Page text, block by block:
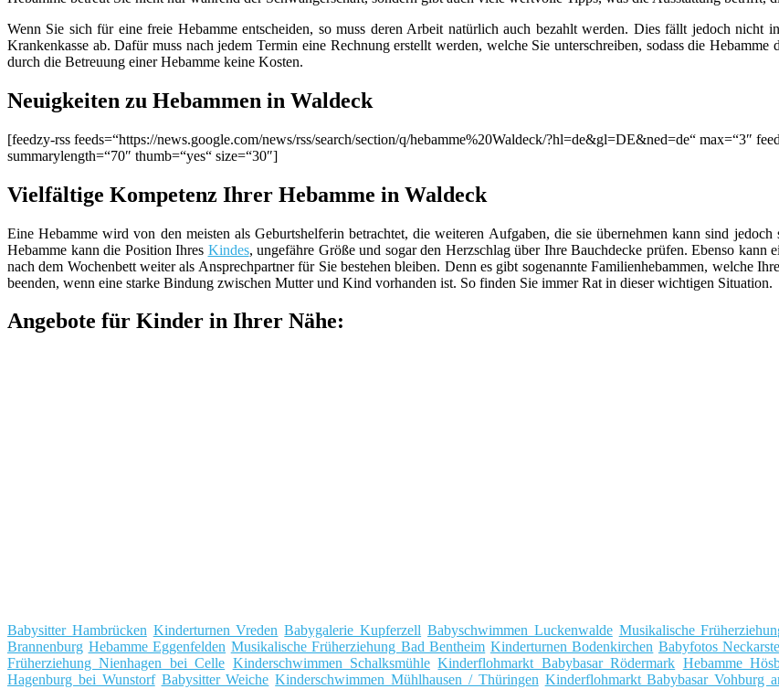
Wenn Sie sich für eine freie Hebamme entscheiden, so muss deren Arbeit natürlich auch bezahlt werden. Dies fällt jedoch
Krankenkasse ab. Dafür muss nach jedem Termin eine Rechnung erstellt werden, welche Sie unterschreiben, sodass die
durch die Betreuung einer Hebamme keine Kosten.
Neuigkeiten zu Hebammen in Waldeck
[feedzy-rss feeds=“https://news.google.com/news/rss/search/section/q/hebamme%20Waldeck/?hl=de&gl=DE&ned=de“ max=“3″
summarylength=“70″ thumb=“yes“ size=“30″]
Vielfältige Kompetenz Ihrer Hebamme in Waldeck
Eine Hebamme wird von den meisten als Geburtshelferin betrachtet, die weiteren Aufgaben, die sie übernehmen kann sind jedoch
Hebamme kann die Position Ihres Kindes, ungefähre Größe und sogar den Herzschlag über Ihre Bauchdecke prüfen. Ebenso kann
nach dem Wochenbett weiter als Ansprechpartner für Sie bestehen bleiben. Denn es gibt sogenannte Familienhebammen, welche
beenden, wenn eine starke Bindung zwischen Mutter und Kind vorhanden ist. So finden Sie immer Rat in dieser wichtigen Situation.
Angebote für Kinder in Ihrer Nähe:
Babysitter Hambrücken Kinderturnen Vreden Babygalerie Kupferzell Babyschwimmen Luckenwalde Musikalische
Brannenburg Hebamme Eggenfelden Musikalische Früherziehung Bad Bentheim Kinderturnen Bodenkirchen Babyfotos
Früherziehung Nienhagen bei Celle Kinderschwimmen Schalksmühle Kinderflohmarkt Babybasar Rödermark Hebamme
Hagenburg bei Wunstorf Babysitter Weiche Kinderschwimmen Mühlhausen / Thüringen Kinderflohmarkt Babybasar Vohburg